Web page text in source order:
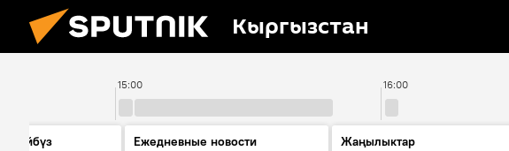
Кыргызстан
15:00 16:00
Ежедневные новости
Жаңылыктар